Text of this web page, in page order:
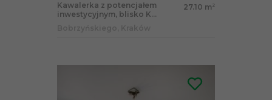
Kawalerka z potencjałem
inwestycyjnym, blisko K...
27.10 m 2